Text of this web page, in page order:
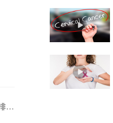
面对日本如此大量的核污水排海，那么核污水到底怎么来的？